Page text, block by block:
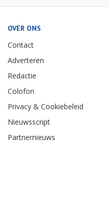
OVER ONS
Contact
Adverteren
Redactie
Colofon
Privacy & Cookiebeleid
Nieuwsscript
Partnernieuws